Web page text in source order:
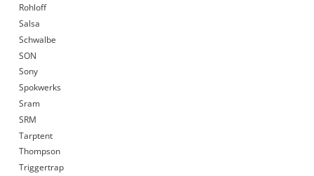
Rohloff
Salsa
Schwalbe
SON
Sony
Spokwerks
Sram
SRM
Tarptent
Thompson
Triggertrap